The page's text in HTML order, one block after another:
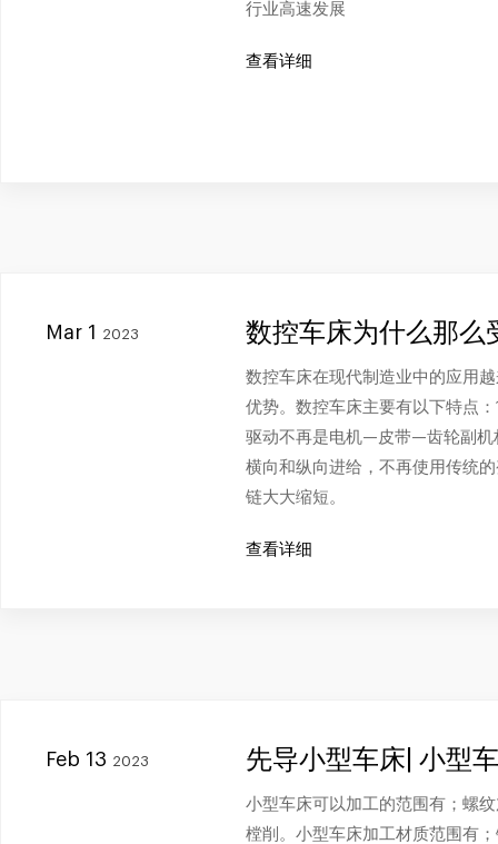
行业高速发展
查看详细
Mar 1 2023 数控车床为什么那么
数控车床在现代制造业中的应用
优势。数控车床主要有以下特点
驱动不再是电机—皮带—齿轮副机
横向和纵向进给，不再使用传统
链大大缩短。
查看详细
Feb 13 2023 先导小型车床| 小型
小型车床可以加工的范围有；螺
樘削。小型车床加工材质范围有